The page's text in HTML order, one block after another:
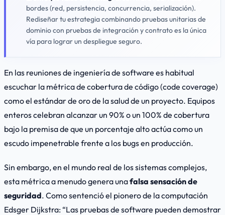
bordes (red, persistencia, concurrencia, serialización).
Rediseñar tu estrategia combinando pruebas unitarias de
dominio con pruebas de integración y contrato es la única
vía para lograr un despliegue seguro.
En las reuniones de ingeniería de software es habitual
escuchar la métrica de cobertura de código (code coverage)
como el estándar de oro de la salud de un proyecto. Equipos
enteros celebran alcanzar un 90% o un 100% de cobertura
bajo la premisa de que un porcentaje alto actúa como un
escudo impenetrable frente a los bugs en producción.
Sin embargo, en el mundo real de los sistemas complejos,
esta métrica a menudo genera unafalsa sensación de
seguridad. Como sentenció el pionero de la computación
Edsger Dijkstra:“Las pruebas de software pueden demostrar